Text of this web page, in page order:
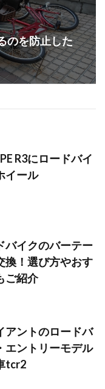
のを防止した
R3にロードバイ
イール
バイクのバーテー
換！選び方やおす
ご紹介
アントのロードバ
エントリーモデル
tcr2